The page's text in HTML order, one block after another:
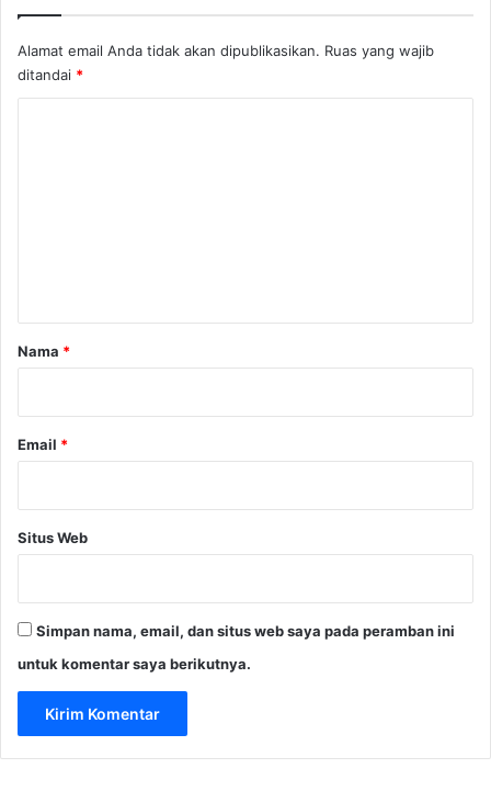
Alamat email Anda tidak akan dipublikasikan. Ruas yang wajib
ditandai *
r
Nama *
Email *
Situs Web
Simpan nama, email, dan situs web saya pada peramban ini
untuk komentar saya berikutnya.